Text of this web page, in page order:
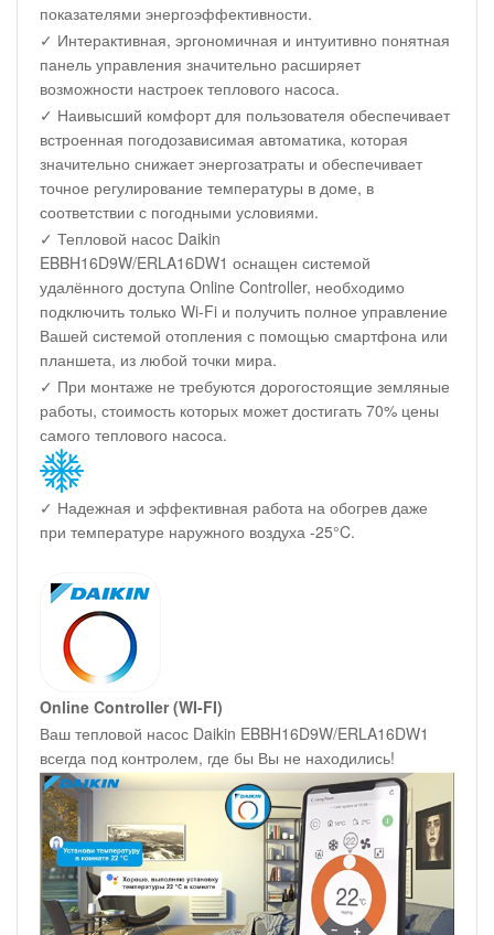
показателями энергоэффективности.
✓ Интерактивная, эргономичная и интуитивно понятная
панель управления значительно расширяет
возможности настроек теплового насоса.
✓ Наивысший комфорт для пользователя обеспечивает
встроенная погодозависимая автоматика, которая
значительно снижает энергозатраты и обеспечивает
точное регулирование температуры в доме, в
соответствии с погодными условиями.
✓ Тепловой насос Daikin
EBBH16D9W/ERLA16DW1 оснащен системой
удалённого доступа Online Controller, необходимо
подключить только Wi-Fi и получить полное управление
Вашей системой отопления с помощью смартфона или
планшета, из любой точки мира.
✓ При монтаже не требуются дорогостоящие земляные
работы, стоимость которых может достигать 70% цены
самого теплового насоса.
✓ Надежная и эффективная работа на обогрев даже
при температуре наружного воздуха -25°C.
Online Controller (WI-FI)
Ваш тепловой насос Daikin EBBH16D9W/ERLA16DW1
всегда под контролем, где бы Вы не находились!